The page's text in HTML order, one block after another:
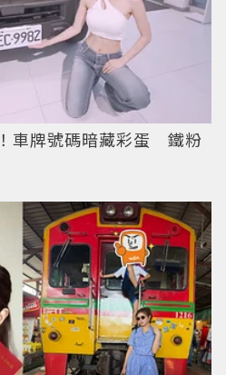
車牌號碼暗藏彩蛋 鐵粉